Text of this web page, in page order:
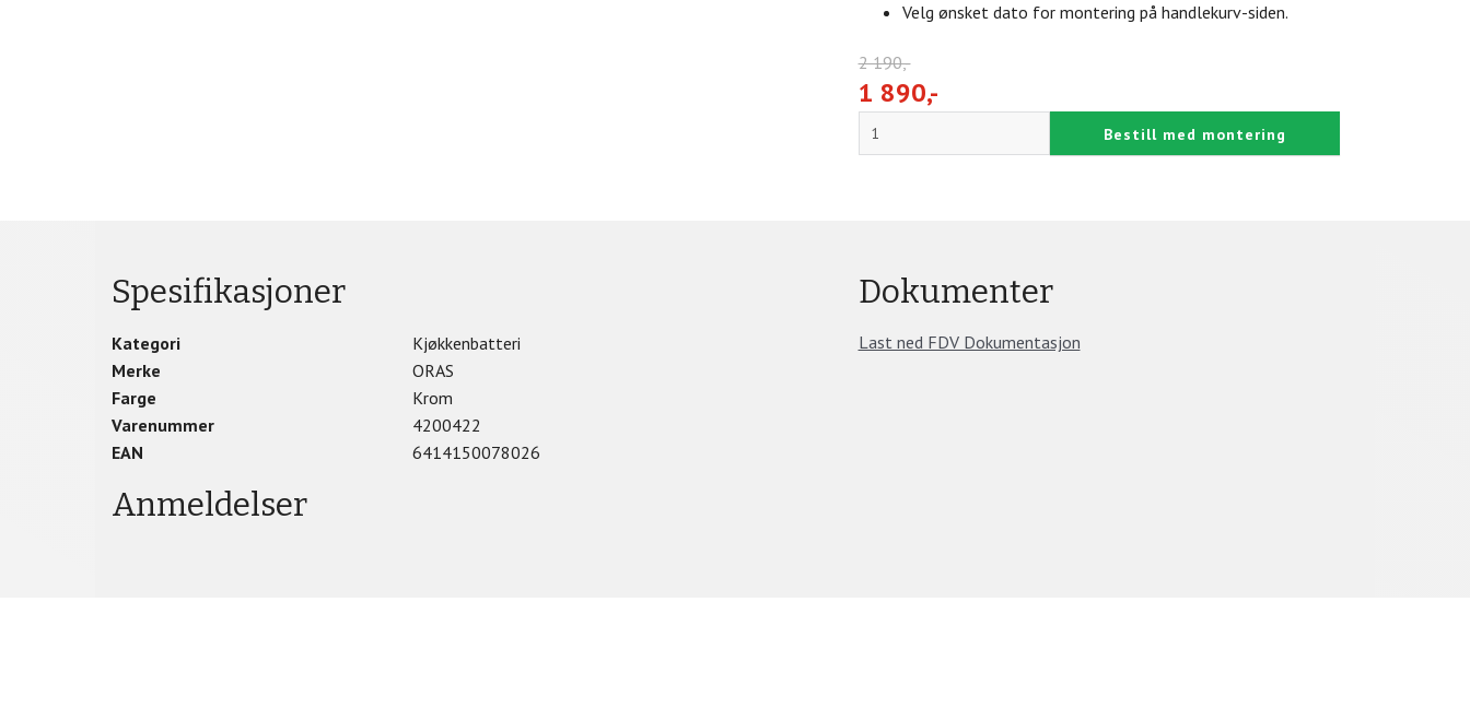
Velg ønsket dato for montering på handlekurv-siden.
2 190,-
1 890,-
Bestill med montering
Spesifikasjoner
Kategori
Kjøkkenbatteri
Merke
ORAS
Farge
Krom
Varenummer
4200422
EAN
6414150078026
Dokumenter
Last ned FDV Dokumentasjon
Anmeldelser